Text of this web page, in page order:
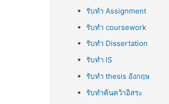
รับทำ Assignment
รับทำ coursework
รับทำ Dissertation
รับทำ IS
รับทำ thesis อังกฤษ
รับทำค้นคว้าอิสระ